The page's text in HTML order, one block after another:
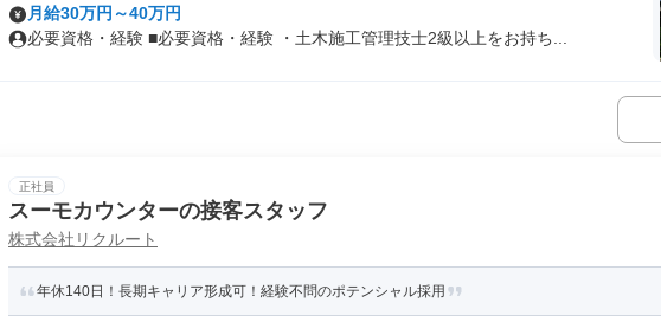
月給30万円～40万円
必要資格・経験 ■必要資格・経験 ・土木施工管理技士2級以上をお持ち...
正社員
スーモカウンターの接客スタッフ
株式会社リクルート
年休140日！長期キャリア形成可！経験不問のポテンシャル採用